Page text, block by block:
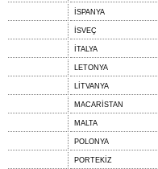
İSPANYA
İSVEÇ
İTALYA
LETONYA
LİTVANYA
MACARİSTAN
MALTA
POLONYA
PORTEKİZ